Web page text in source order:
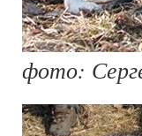
фото: